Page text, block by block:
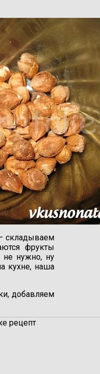
складываем
фрукты
не нужно, ну
кухне, наша
добавляем